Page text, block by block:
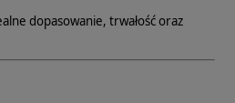
dopasowanie, trwałość oraz